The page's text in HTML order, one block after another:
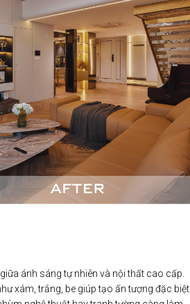
ánh sáng tự nhiên và nội thất cao cấp.
xám, trắng, be giúp tạo ấn tượng đặc biệt